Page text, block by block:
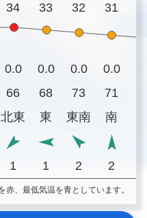
34 33 32 31
0.0 0.0 0.0 0.0
66 68 73 71
北東 東 東南 南
1 1 2 2
、最低気温を青としています。